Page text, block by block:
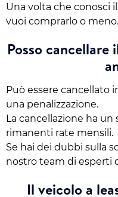
Una volta che conosci
vuoi comprarlo o meno.
Posso
Può essere cancellato
una penalizzazione.
La cancellazione ha
rimanenti rate mensili.
Se hai dei dubbi sulla
nostro team di esperti
Il veicolo a